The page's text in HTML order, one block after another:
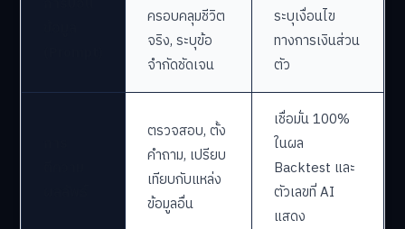
ครอบคลุมชีวิต
จริง, ระบุข้อ
จำกัดชัดเจน
ระบุเงื่อนไข
ทางการเงินส่วน
ตัว
ตรวจสอบ, ตั้ง
คำถาม, เปรียบ
เทียบกับแหล่ง
ข้อมูลอื่น
เชื่อมั่น 100%
ในผล
Backtest และ
ตัวเลขที่ AI
แสดง